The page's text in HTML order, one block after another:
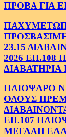
ΠΡΟΒΑ ΓΙΑ
23.15
2026
ΔΙΑΒΑΤΗΡΙΑ
ΗΛΙΟΨΑΡΟ
ΟΛΟΥΣ
ΕΠ.107
ΜΕΓΑΛΗ